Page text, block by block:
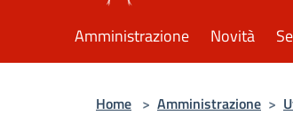
Amministrazione Novità
Home > Amministrazione >